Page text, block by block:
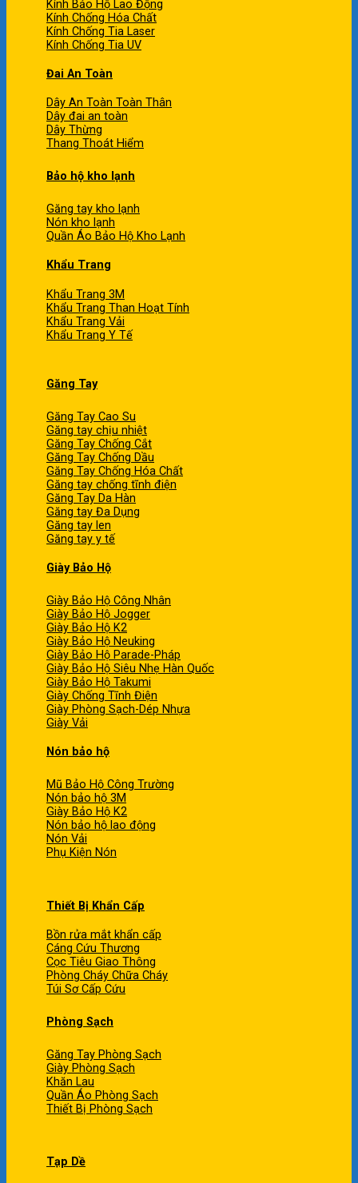
Kính Bảo Hộ Lao Động
Kính Chống Hóa Chất
Kính Chống Tia Laser
Kính Chống Tia UV
Đai An Toàn
Dây An Toàn Toàn Thân
Dây đai an toàn
Dây Thừng
Thang Thoát Hiểm
Bảo hộ kho lạnh
Găng tay kho lạnh
Nón kho lạnh
Quần Áo Bảo Hộ Kho Lạnh
Khẩu Trang
Khẩu Trang 3M
Khẩu Trang Than Hoạt Tính
Khẩu Trang Vải
Khẩu Trang Y Tế
Găng Tay
Găng Tay Cao Su
Găng tay chịu nhiệt
Găng Tay Chống Cắt
Găng Tay Chống Dầu
Găng Tay Chống Hóa Chất
Găng tay chống tĩnh điện
Găng Tay Da Hàn
Găng tay Đa Dụng
Găng tay len
Găng tay y tế
Giày Bảo Hộ
Giày Bảo Hộ Công Nhân
Giày Bảo Hộ Jogger
Giày Bảo Hộ K2
Giày Bảo Hộ Neuking
Giày Bảo Hộ Parade-Pháp
Giày Bảo Hộ Siêu Nhẹ Hàn Quốc
Giày Bảo Hộ Takumi
Giày Chống Tĩnh Điện
Giày Phòng Sạch-Dép Nhựa
Giày Vải
Nón bảo hộ
Mũ Bảo Hộ Công Trường
Nón bảo hộ 3M
Giày Bảo Hộ K2
Nón bảo hộ lao động
Nón Vải
Phụ Kiện Nón
Thiết Bị Khẩn Cấp
Bồn rửa mắt khẩn cấp
Cáng Cứu Thương
Cọc Tiêu Giao Thông
Phòng Cháy Chữa Cháy
Túi Sơ Cấp Cứu
Phòng Sạch
Găng Tay Phòng Sạch
Giày Phòng Sạch
Khăn Lau
Quần Áo Phòng Sạch
Thiết Bị Phòng Sạch
Tạp Dề